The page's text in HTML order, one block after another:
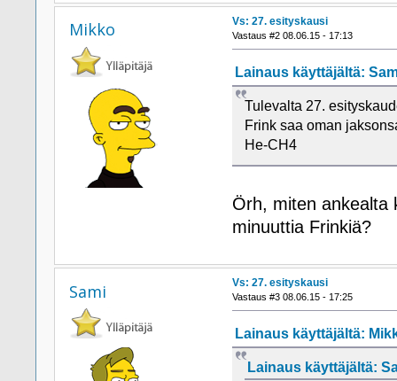
Mikko Vs: 27. esityskausi
Vastaus #2 08.06.15 - 17:13
Lainaus käyttäjältä:
Tulevalta 27.
Frink saa oman
He-CH4
Örh, miten ankealta
minuuttia Frinkiä?
Sami Vs: 27. esityskausi
Vastaus #3 08.06.15 - 17:25
Lainaus käyttäjältä:
Lainaus käyttäjältä: